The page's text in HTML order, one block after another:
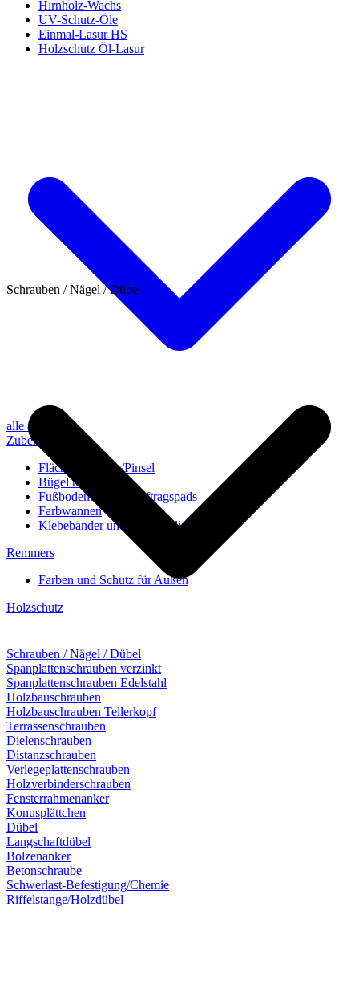
Hirnholz-Wachs
UV-Schutz-Öle
Einmal-Lasur HS
Holzschutz Öl-Lasur
alle anzeigen
Zubehör
Flächenstreicher/Pinsel
Bügel und Rollen
Fußbodenbürsten/Auftragspads
Farbwannen
Klebebänder und Abdeckvlies
Remmers
Farben und Schutz für Außen
Holzschutz
Schrauben / Nägel / Dübel
Schrauben / Nägel / Dübel
Spanplattenschrauben verzinkt
Spanplattenschrauben Edelstahl
Holzbauschrauben
Holzbauschrauben Tellerkopf
Terrassenschrauben
Dielenschrauben
Distanzschrauben
Verlegeplattenschrauben
Holzverbinderschrauben
Fensterrahmenanker
Konusplättchen
Dübel
Langschaftdübel
Bolzenanker
Betonschraube
Schwerlast-Befestigung/Chemie
Riffelstange/Holzdübel